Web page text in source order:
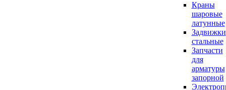
Краны
шаровые
латунные
Задвижки
стальные
Запчасти
для
арматуры
запорной